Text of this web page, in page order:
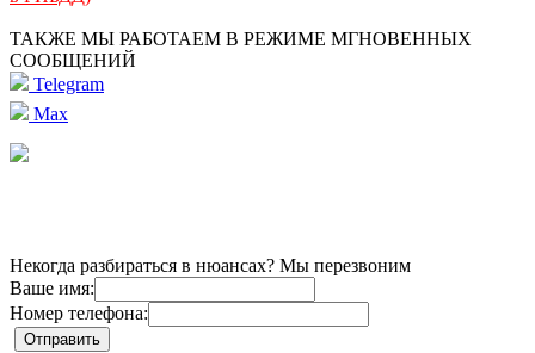
ТАКЖЕ МЫ РАБОТАЕМ В РЕЖИМЕ МГНОВЕННЫХ
СООБЩЕНИЙ
Telegram
Max
Некогда разбираться в нюансах? Мы перезвоним
Ваше имя:
Номер телефона: